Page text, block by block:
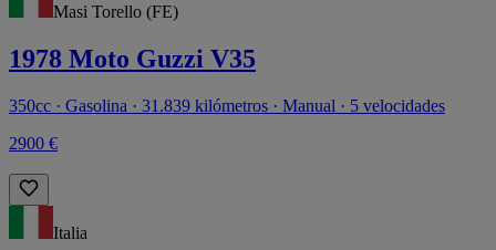
Masi Torello (FE)
1978 Moto Guzzi V35
350cc · Gasolina · 31.839 kilómetros · Manual · 5 velocidades
2900 €
Italia